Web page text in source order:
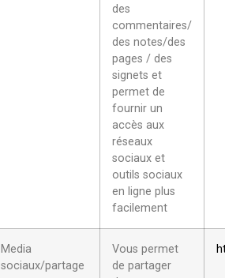
des
commentaires/
des notes/des
pages / des
signets et
permet de
fournir un
accès aux
réseaux
sociaux et
outils sociaux
en ligne plus
facilement
Media
sociaux/partage
Vous permet
de partager